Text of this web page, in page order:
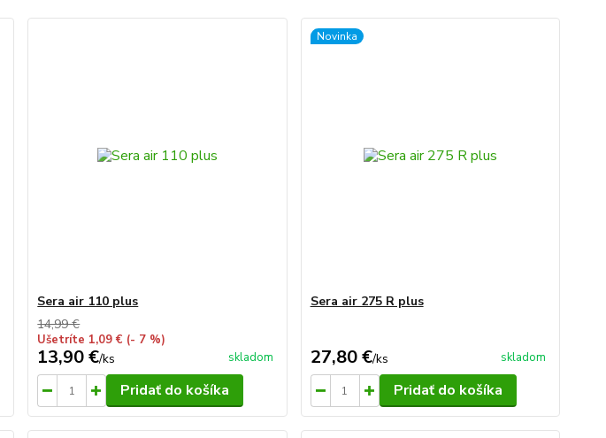
Sera air 110 plus
14,99 €
Ušetríte 1,09 € (- 7 %)
13,90 €/ks skladom
Pridať do košíka
Novinka
Sera air 275 R plus
27,80 €/ks skladom
Pridať do košíka